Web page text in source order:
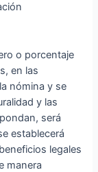
o porcentaje
en las
nómina y se
y las
será
establecerá
legales
manera